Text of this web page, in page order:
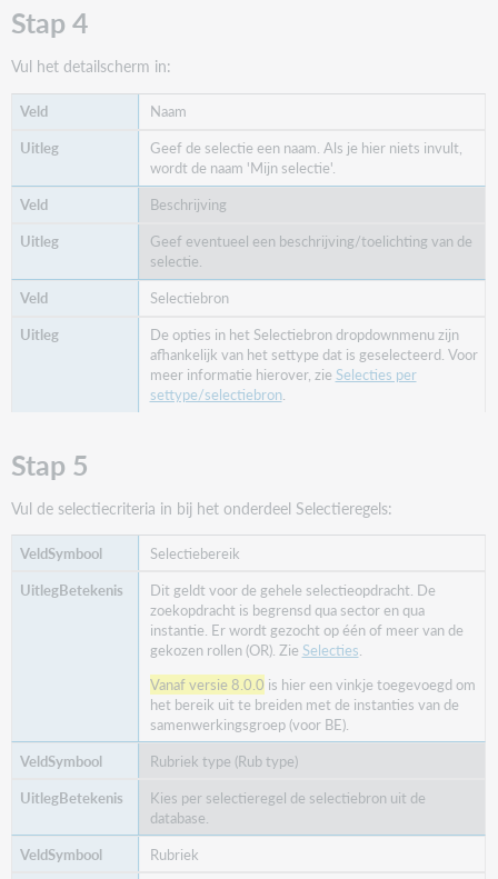
Stap 4
Vul het detailscherm in:
Naam
Geef de selectie een naam. Als je hier niets invult,
wordt de naam 'Mijn selectie'.
Beschrijving
Geef eventueel een beschrijving/toelichting van de
selectie.
Selectiebron
De opties in het Selectiebron dropdownmenu zijn
afhankelijk van het settype dat is geselecteerd. Voor
meer informatie hierover, zie Selecties per
settype/selectiebron.
Stap 5
Vul de selectiecriteria in bij het onderdeel Selectieregels:
Selectiebereik
Dit geldt voor de gehele selectieopdracht. De
zoekopdracht is begrensd qua sector en qua
instantie. Er wordt gezocht op één of meer van de
gekozen rollen (OR). Zie Selecties.
Vanaf versie 8.0.0 is hier een vinkje toegevoegd om
het bereik uit te breiden met de instanties van de
samenwerkingsgroep (voor BE).
Rubriek type (Rub type)
Kies per selectieregel de selectiebron uit de
database.
Rubriek